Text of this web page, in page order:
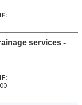
services -